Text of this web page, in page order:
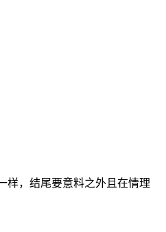
样，结尾要意料之外且在情理